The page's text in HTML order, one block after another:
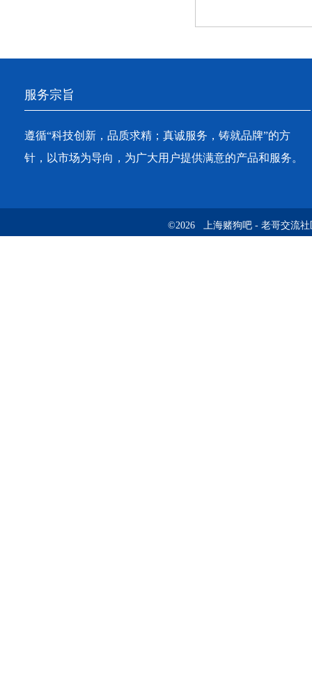
服务宗旨
遵循“科技创新，品质求精；真诚服务，铸就品牌”的方
针，以市场为导向，为广大用户提供满意的产品和服务。
©2026 上海赌狗吧 - 老哥交流社